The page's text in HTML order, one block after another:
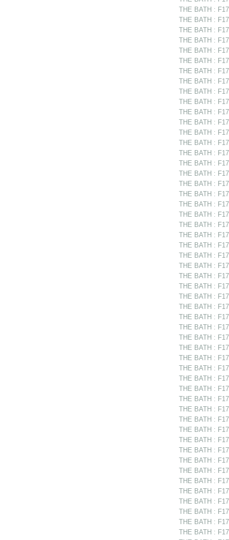
THE BATH :
THE BATH :
THE BATH :
THE BATH :
THE BATH :
THE BATH :
THE BATH :
THE BATH :
THE BATH :
THE BATH :
THE BATH :
THE BATH :
THE BATH :
THE BATH :
THE BATH :
THE BATH :
THE BATH :
THE BATH :
THE BATH :
THE BATH :
THE BATH :
THE BATH :
THE BATH :
THE BATH :
THE BATH :
THE BATH :
THE BATH :
THE BATH :
THE BATH :
THE BATH :
THE BATH :
THE BATH :
THE BATH :
THE BATH :
THE BATH :
THE BATH :
THE BATH :
THE BATH :
THE BATH :
THE BATH :
THE BATH :
THE BATH :
THE BATH :
THE BATH :
THE BATH :
THE BATH :
THE BATH :
THE BATH :
THE BATH :
THE BATH :
THE BATH :
THE BATH :